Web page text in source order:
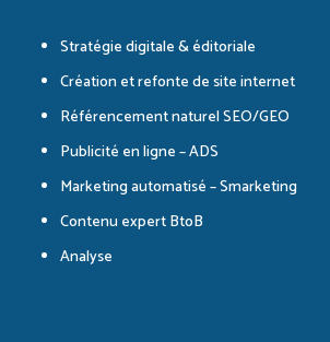
Stratégie digitale & éditoriale
Création et refonte de site internet
Référencement naturel SEO/GEO
Publicité en ligne – ADS
Marketing automatisé – Smarketing
Contenu expert BtoB
Analyse